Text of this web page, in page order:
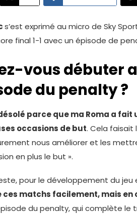
s’est exprimé au micro de Sky
final 1-1 avec un épisode de
vous débuter
du penalty ?
parce que ma Roma a
occasions de but. Cela faisait
nous améliorer et les
en plus le but ».
pour le développement du jeu
ces matchs facilement, mais en
du penalty, qui complète le